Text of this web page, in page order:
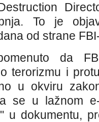
To je
od strane
da
terorizmu i
u okviru
se u lažnom
u dokumentu,